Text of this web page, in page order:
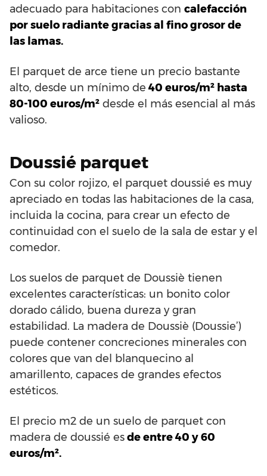
adecuado para habitaciones con calefacción
por suelo radiante gracias al fino grosor de
las lamas.
El parquet de arce tiene un precio bastante
alto, desde un mínimo de 40 euros/m² hasta
80-100 euros/m² desde el más esencial al más
valioso.
Doussié parquet
Con su color rojizo, el parquet doussié es muy
apreciado en todas las habitaciones de la casa,
incluida la cocina, para crear un efecto de
continuidad con el suelo de la sala de estar y el
comedor.
Los suelos de parquet de Doussiè tienen
excelentes características: un bonito color
dorado cálido, buena dureza y gran
estabilidad. La madera de Doussiè (Doussie’)
puede contener concreciones minerales con
colores que van del blanquecino al
amarillento, capaces de grandes efectos
estéticos.
El precio m2 de un suelo de parquet con
madera de doussié esde entre 40 y 60
euros/m².